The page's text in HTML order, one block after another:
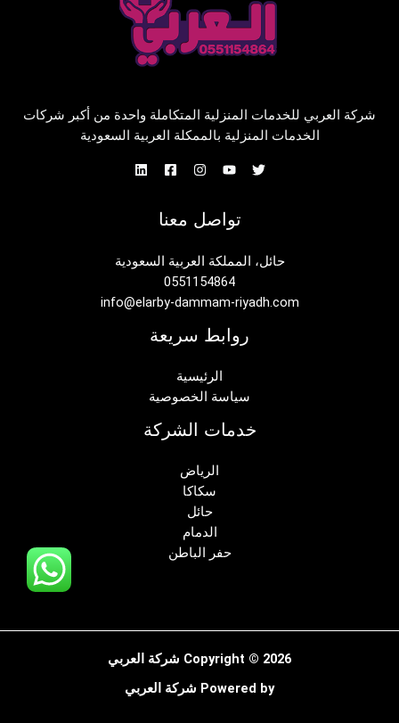
شركة العربي للخدمات المنزلية المتكاملة واحدة من أكبر شركات
الخدمات المنزلية بالممكلة العربية السعودية
تواصل معنا
حائل، المملكة العربية السعودية
0551154864
info@elarby-dammam-riyadh.com
روابط سريعة
الرئيسية
سياسة الخصوصية
خدمات الشركة
الرياض
سكاكا
حائل
الدمام
حفر الباطن
Copyright © 2026 شركة العربي
Powered by شركة العربي